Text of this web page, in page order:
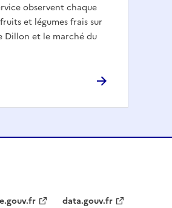
observent chaque
et légumes frais sur
Dillon et le marché du
data.gouv.fr